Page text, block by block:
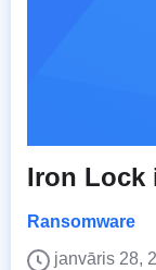
Iron Lock
Ransomware
janvāris 28,